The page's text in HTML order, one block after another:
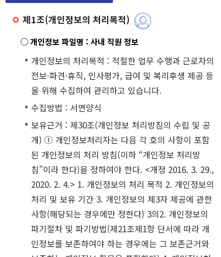
제1조(개인정보의 처리목적)
○ 개인정보 파일명 : 사내 직원 정보
개인정보의 처리목적 : 적절한 업무 수행과 근로자의
전보·파견·휴직, 인사평가, 급여 및 복리후생 제공 등
을 위해 수집하여 관리하고 있습니다.
수집방법 : 서면양식
보유근거 : 제30조(개인정보 처리방침의 수립 및 공
개) ① 개인정보처리자는 다음 각 호의 사항이 포함
된 개인정보의 처리 방침(이하 “개인정보 처리방
침”이라 한다)을 정하여야 한다. <개정 2016. 3. 29.,
2020. 2. 4.> 1. 개인정보의 처리 목적 2. 개인정보의
처리 및 보유 기간 3. 개인정보의 제3자 제공에 관한
사항(해당되는 경우에만 정한다) 3의2. 개인정보의
파기절차 및 파기방법(제21조제1항 단서에 따라 개
인정보를 보존하여야 하는 경우에는 그 보존근거와